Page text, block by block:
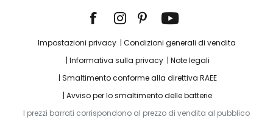
Impostazioni privacy
Condizioni generali di vendita
Informativa sulla privacy
Note legali
Smaltimento conforme alla direttiva RAEE
Avviso per lo smaltimento delle batterie
I prezzi barrati corrispondono al prezzo di vendita al pubblico